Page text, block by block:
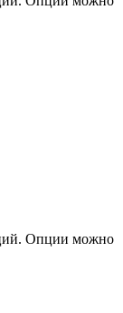
Опции можно